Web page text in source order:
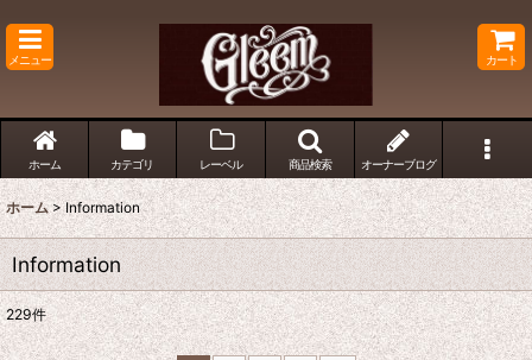
メニュー カート
ホーム カテゴリ レーベル 商品検索 オーナーブログ
ホーム > Information
Information
229件